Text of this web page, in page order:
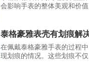
会影响手表的整体美观和价
泰格豪雅表壳有划痕解
在佩戴泰格豪雅手表的过程
现划痕的情况。这些划痕不